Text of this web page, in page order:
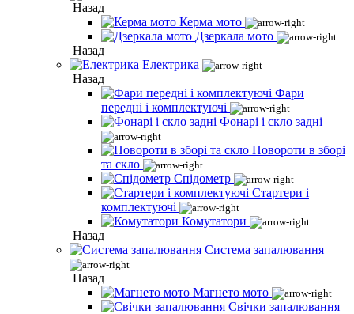
Назад
Керма мото
Дзеркала мото
Назад
Електрика
Назад
Фари
передні і комплектуючі
Фонарі і скло задні
Повороти в зборі
та скло
Спідометр
Стартери і
комплектуючі
Комутатори
Назад
Система запалювання
Назад
Магнето мото
Свічки запалювання